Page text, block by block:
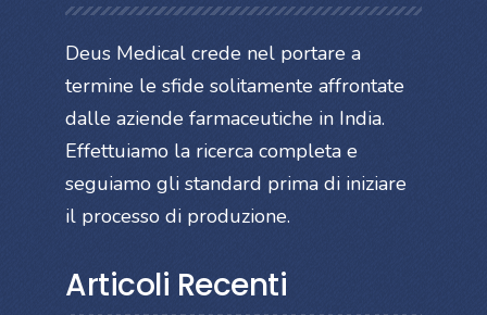
Deus Medical crede nel portare a
termine le sfide solitamente affrontate
dalle aziende farmaceutiche in India.
Effettuiamo la ricerca completa e
seguiamo gli standard prima di iniziare
il processo di produzione.
Articoli Recenti